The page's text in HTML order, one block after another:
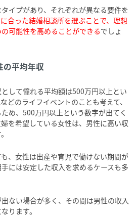
イプがあり、それぞれが異なる要件を
合った結婚相談所を選ぶことで、理想
可能性を高めることができるでしょ
の平均年収
して憧れる平均額は500万円以上とい
どのライフイベントのことも考えて、
め、500万円以上という数字が出てく
を希望している女性は、男性に高い収
、女性は出産や育児で働けない期間が
には安定した収入を求めるケースも多
ない場合が多く、その間は男性の収入
ります。